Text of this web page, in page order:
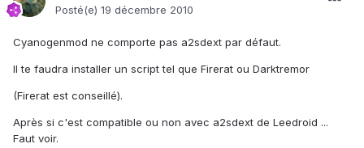
Posté(e) 19 décembre 2010
Cyanogenmod ne comporte pas a2sdext par défaut.
Il te faudra installer un script tel que Firerat ou Darktremor
(Firerat est conseillé).
Après si c'est compatible ou non avec a2sdext de Leedroid ...
Faut voir.